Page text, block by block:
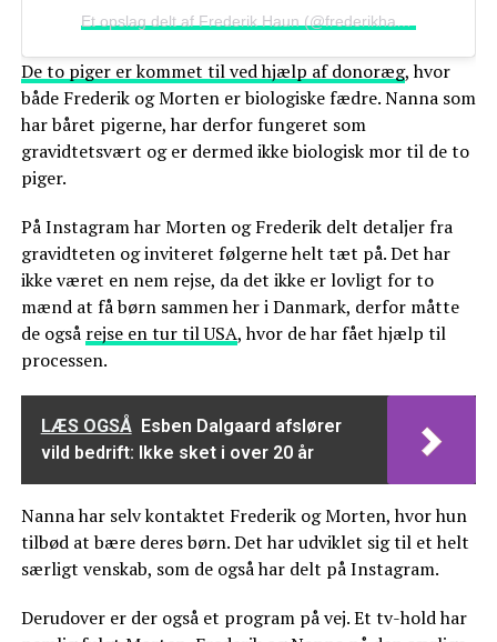
Et opslag delt af Frederik Haun (@frederikhaun)
De to piger er kommet til ved hjælp af donoræg, hvor
både Frederik og Morten er biologiske fædre. Nanna som
har båret pigerne, har derfor fungeret som
gravidtetsvært og er dermed ikke biologisk mor til de to
piger.
På Instagram har Morten og Frederik delt detaljer fra
gravidteten og inviteret følgerne helt tæt på. Det har
ikke været en nem rejse, da det ikke er lovligt for to
mænd at få børn sammen her i Danmark, derfor måtte
de også rejse en tur til USA, hvor de har fået hjælp til
processen.
LÆS OGSÅ Esben Dalgaard afslører
vild bedrift: Ikke sket i over 20 år
Nanna har selv kontaktet Frederik og Morten, hvor hun
tilbød at bære deres børn. Det har udviklet sig til et helt
særligt venskab, som de også har delt på Instagram.
Derudover er der også et program på vej. Et tv-hold har